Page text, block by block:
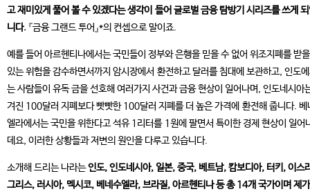
고 재미있게 풀어 볼 수 있겠다는 생각이 들어 글로벌 금융 탐방기 시리즈를 쓰게
니다. 『금융 그랜드 투어』*의 컨셉으로 말이죠.
예를 들어 아르헨티나에서는 국민들이 정부와 은행을 믿을 수 없어 위조지폐를 받
있는 위험을 감수하면서까지 암시장에서 환전하고 달러를 침대에 보관하고, 인도
는 사람들이 유독 금을 선호해 여러가지 사건과 금융 현상이 일어나며, 인도네시아
겨진 100달러 지폐보다 빳빳한 100달러 지폐를 더 높은 가격에 환전해 줍니다. 베
엘라에서는 국민을 위한다고 석유 1리터를 1원에 팔면서 특이한 경제 현상이 일어
데요, 이러한 상황들과 저변의 원인을 다루고 있습니다.
소개해 드리는 나라는인도, 인도네시아, 일본, 중국, 베트남, 캄보디아, 터키, 이스
그리스, 러시아, 멕시코, 베네수엘라, 브라질, 아르헨티나 등 총 14개 국가이며 제